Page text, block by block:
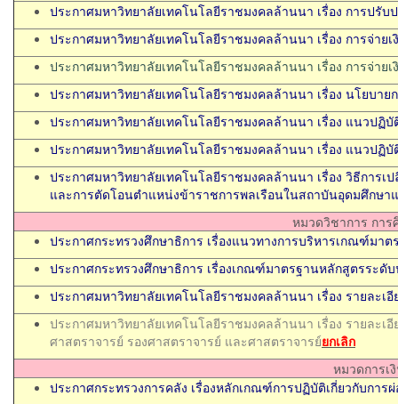
ประกาศมหาวิทยาลัยเทคโนโลยีราชมงคลล้านนา เรื่อง การปรับ
ประกาศมหาวิทยาลัยเทคโนโลยีราชมงคลล้านนา เรื่อง การจ่าย
ประกาศมหาวิทยาลัยเทคโนโลยีราชมงคลล้านนา เรื่อง การจ่าย
ประกาศมหาวิทยาลัยเทคโนโลยีราชมงคลล้านนา เรื่อง นโยบา
ประกาศมหาวิทยาลัยเทคโนโลยีราชมงคลล้านนา เรื่อง แนวปฏิบั
ประกาศมหาวิทยาลัยเทคโนโลยีราชมงคลล้านนา เรื่อง แนวปฏิบั
ประกาศมหาวิทยาลัยเทคโนโลยีราชมงคลล้านนา เรื่อง วิธีการ
และการตัดโอนตำแหน่งข้าราชการพลเรือนในสถาบันอุดมศึกษ
หมวดวิชาการ กา
ประกาศกระทรวงศึกษาธิการ เรื่องแนวทางการบริหารเกณฑ์ม
ประกาศกระทรวงศึกษาธิการ เรื่องเกณฑ์มาตรฐานหลักสูตรร
ประกาศมหาวิทยาลัยเทคโนโลยีราชมงคลล้านนา เรื่อง รายละ
ประกาศมหาวิทยาลัยเทคโนโลยีราชมงคลล้านนา เรื่อง รายละเ
ศาสตราจารย์ รองศาสตราจารย์ และศาสตราจารย์ยกเลิก
หมวดการเ
ประกาศกระทรวงการคลัง เรื่องหลักเกณฑ์การปฏิบัติเกี่ยวกับการ